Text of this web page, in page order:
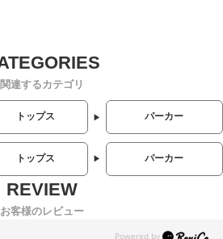
関連するカテゴリ
トップス パーカー
トップス パーカー
お客様のレビュー